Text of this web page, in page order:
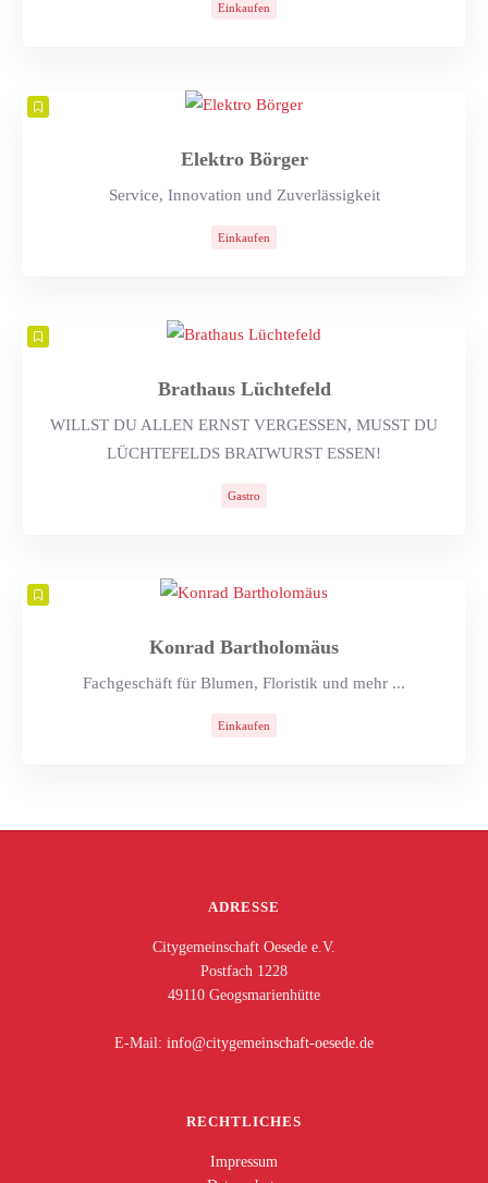
Einkaufen
Elektro Börger
Service, Innovation und Zuverlässigkeit
Einkaufen
Brathaus Lüchtefeld
WILLST DU ALLEN ERNST VERGESSEN, MUSST DU
LÜCHTEFELDS BRATWURST ESSEN!
Gastro
Konrad Bartholomäus
Fachgeschäft für Blumen, Floristik und mehr ...
Einkaufen
ADRESSE
Citygemeinschaft Oesede e.V.
Postfach 1228
49110 Geogsmarienhütte
E-Mail: ed.edeseo-tfahcsniemegytic@ofni
RECHTLICHES
Impressum